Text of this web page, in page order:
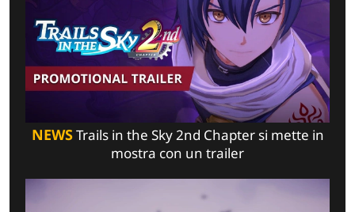
NEWSTrails in the Sky 2nd Chapter si mette in
mostra con un trailer